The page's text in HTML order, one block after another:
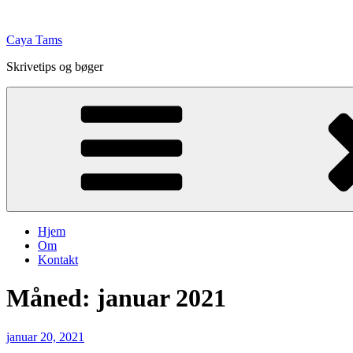
indhold
Caya Tams
Skrivetips og bøger
Hjem
Om
Kontakt
Måned: januar 2021
Udgivet
januar 20, 2021